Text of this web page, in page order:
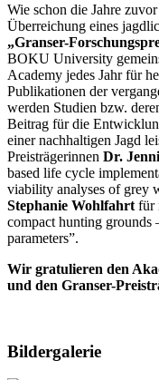
Wie schon die Jahre
Überreichung eines
„Granser-
BOKU University
Academy jedes Jahr für
Publikationen der
werden Studien bzw.
Beitrag für die
einer nachhaltigen Jagd
Preisträgerinnen Dr.
based life cycle
viability analyses of grey
Stephanie Wohlfahrt für
compact hunting grounds
parameters”.
Wir gratulieren den
und den Granser-
Bildergalerie